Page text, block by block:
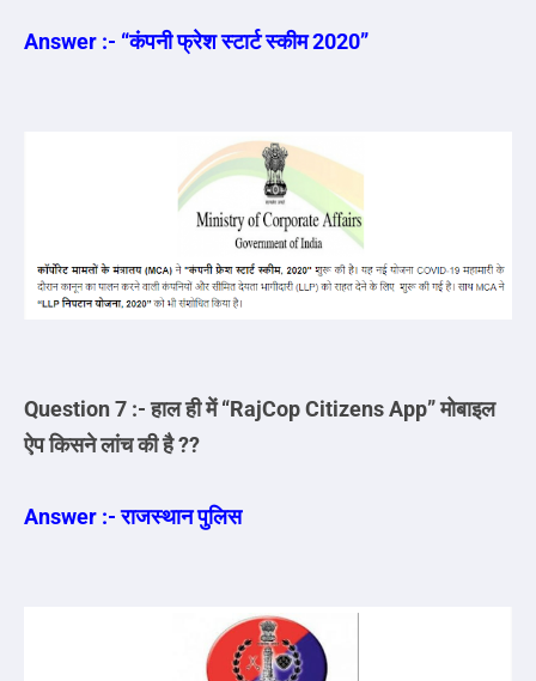
Answer :- “कंपनी फ्रेश स्टार्ट स्कीम 2020”
Question 7 :- हाल ही में“RajCop Citizens App” मोबाइल
ऐप किसने लांच की है ??
Answer :- राजस्थान पुलिस